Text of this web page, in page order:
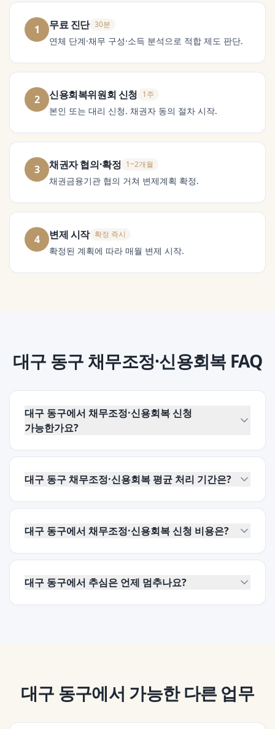
1 무료 진단 30분
연체 단계·채무 구성·소득 분석으로 적합 제도 판단.
2 신용회복위원회 신청 1주
본인 또는 대리 신청. 채권자 동의 절차 시작.
3 채권자 협의·확정 1~2개월
채권금융기관 협의 거쳐 변제계획 확정.
4 변제 시작 확정 즉시
확정된 계획에 따라 매월 변제 시작.
대구 동구채무조정·신용회복 FAQ
대구 동구에서 채무조정·신용회복 신청
가능한가요?
대구 동구 채무조정·신용회복 평균 처리 기간은?
대구 동구에서 채무조정·신용회복 신청 비용은?
대구 동구에서 추심은 언제 멈추나요?
대구 동구에서 가능한 다른 업무